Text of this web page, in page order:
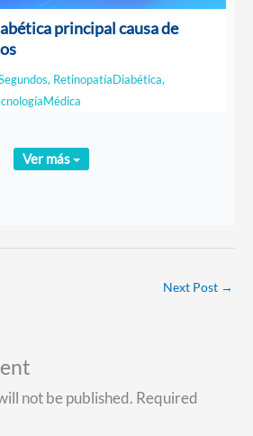
principal causa de
, RetinopatíaDiabética,
Ver más
Next Post →
not be published. Required